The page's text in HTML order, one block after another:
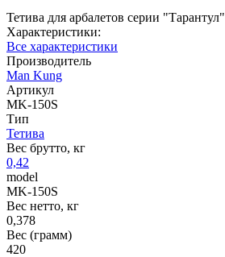
Тетива для арбалетов серии "Тарантул"
Характеристики:
Все характеристики
Производитель
Man Kung
Артикул
MK-150S
Тип
Тетива
Вес брутто, кг
0,42
model
MK-150S
Вес нетто, кг
0,378
Вес (грамм)
420